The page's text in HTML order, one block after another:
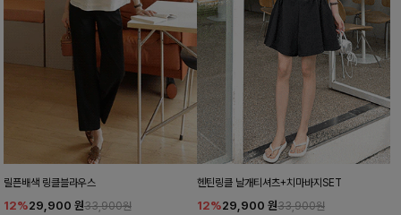
릴픈배색 링클블라우스
12%29,900 원33,900원
헨틴링클 날개티셔츠+치마바지SET
12%29,900 원33,900원